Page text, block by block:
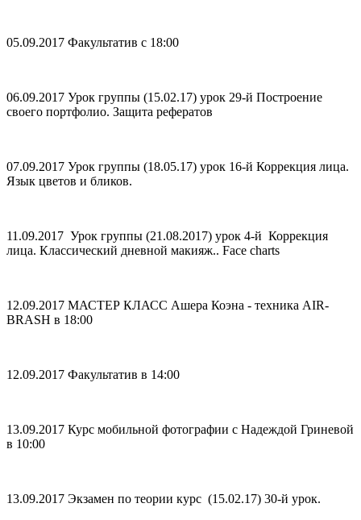
05.09.2017 Факультатив с 18:00
06.09.2017 Урок группы (15.02.17) урок 29-й Построение
своего портфолио. Защита рефератов
07.09.2017 Урок группы (18.05.17) урок 16-й Коррекция лица.
Язык цветов и бликов.
11.09.2017 Урок группы (21.08.2017) урок 4-й Коррекция
лица. Классический дневной макияж.. Face charts
12.09.2017 МАСТЕР КЛАСС Ашерa Коэнa - техника AIR-
BRASH в 18:00
12.09.2017 Факультатив в 14:00
13.09.2017 Курс мобильной фотографии с Надеждой Гриневой
в 10:00
13.09.2017 Экзамен по теории курс (15.02.17) 30-й урок.